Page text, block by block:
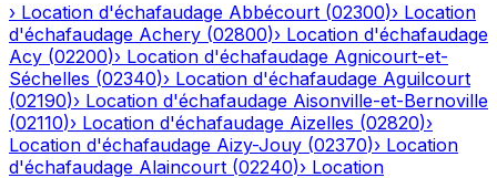
› Location d'échafaudage Abbécourt (02300)› Location
d'échafaudage Achery (02800)› Location d'échafaudage
Acy (02200)› Location d'échafaudage Agnicourt-et-
Séchelles (02340)› Location d'échafaudage Aguilcourt
(02190)› Location d'échafaudage Aisonville-et-Bernoville
(02110)› Location d'échafaudage Aizelles (02820)›
Location d'échafaudage Aizy-Jouy (02370)› Location
d'échafaudage Alaincourt (02240)› Location